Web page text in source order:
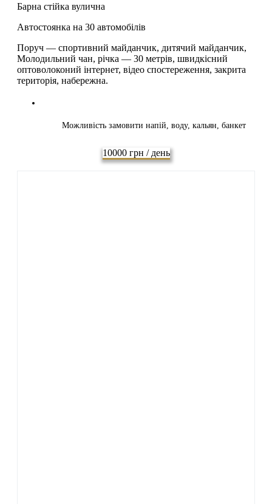
Барна стійка вулична
Автостоянка на 30 автомобілів
Поруч — спортивний майданчик, дитячий майданчик,
Молодильний чан, річка — 30 метрів, швидкісний
оптоволоконий інтернет, відео спостереження, закрита
територія, набережна.
Можливість замовити напій, воду, кальян, банкет
10000 грн / день